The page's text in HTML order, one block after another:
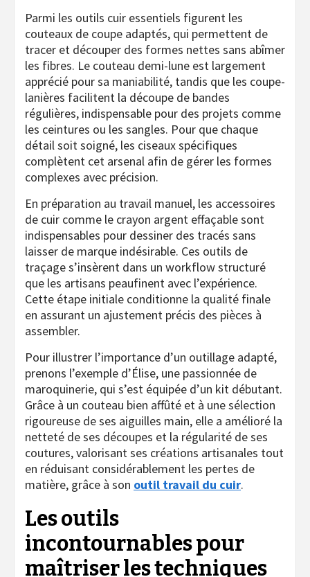
Parmi les outils cuir essentiels figurent les
couteaux de coupe adaptés, qui permettent de
tracer et découper des formes nettes sans abîmer
les fibres. Le couteau demi-lune est largement
apprécié pour sa maniabilité, tandis que les coupe-
lanières facilitent la découpe de bandes
régulières, indispensable pour des projets comme
les ceintures ou les sangles. Pour que chaque
détail soit soigné, les ciseaux spécifiques
complètent cet arsenal afin de gérer les formes
complexes avec précision.
En préparation au travail manuel, les accessoires
de cuir comme le crayon argent effaçable sont
indispensables pour dessiner des tracés sans
laisser de marque indésirable. Ces outils de
traçage s’insèrent dans un workflow structuré
que les artisans peaufinent avec l’expérience.
Cette étape initiale conditionne la qualité finale
en assurant un ajustement précis des pièces à
assembler.
Pour illustrer l’importance d’un outillage adapté,
prenons l’exemple d’Élise, une passionnée de
maroquinerie, qui s’est équipée d’un kit débutant.
Grâce à un couteau bien affûté et à une sélection
rigoureuse de ses aiguilles main, elle a amélioré la
netteté de ses découpes et la régularité de ses
coutures, valorisant ses créations artisanales tout
en réduisant considérablement les pertes de
matière, grâce à son outil travail du cuir.
Les outils
incontournables pour
maîtriser les techniques